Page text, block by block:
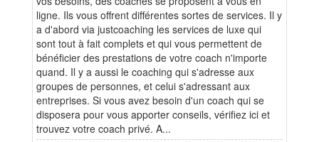
ligne. Ils vous offrent différentes sortes de services. Il y
a d'abord via justcoaching les services de luxe qui
sont tout à fait complets et qui vous permettent de
bénéficier des prestations de votre coach n'importe
quand. Il y a aussi le coaching qui s'adresse aux
groupes de personnes, et celui s'adressant aux
entreprises. Si vous avez besoin d'un coach qui se
disposera pour vous apporter conseils, vérifiez ici et
trouvez votre coach privé. A...